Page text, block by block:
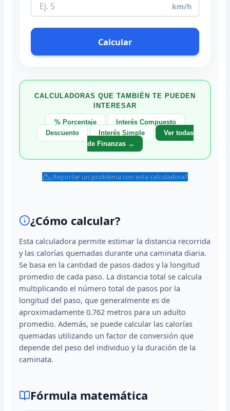
km/h
Calcular
CALCULADORAS QUE TAMBIÉN TE PUEDEN
INTERESAR
% Porcentaje
Interés Compuesto
Descuento
Interés Simple
Ver todas
de Finanzas →
¿Reportar un problema con esta calculadora?
¿Cómo calcular?
Esta calculadora permite estimar la distancia recorrida
y las calorías quemadas durante una caminata diaria.
Se basa en la cantidad de pasos dados y la longitud
promedio de cada paso. La distancia total se calcula
multiplicando el número total de pasos por la
longitud del paso, que generalmente es de
aproximadamente 0.762 metros para un adulto
promedio. Además, se puede calcular las calorías
quemadas utilizando un factor de conversión que
depende del peso del individuo y la duración de la
caminata.
Fórmula matemática